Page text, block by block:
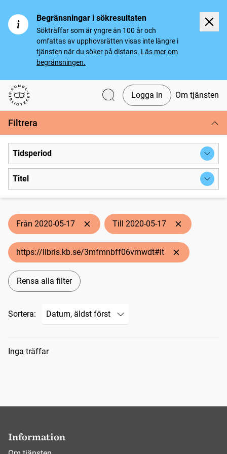
Begränsningar i sökresultaten
Sökträffar som är yngre än 100 år och
omfattas av upphovsrätten visas inte längre i
tjänsten när du söker på distans. Läs mer om
begränsningen.
Svenska tidningar
Logga in Om tjänsten
Filtrera
Tidsperiod
Titel
Från 2020-05-17 Till 2020-05-17
https://libris.kb.se/3mfmnbff06vmwdt#it
Rensa alla filter
Sortera:
Sökresultat
Inga träffar
Information